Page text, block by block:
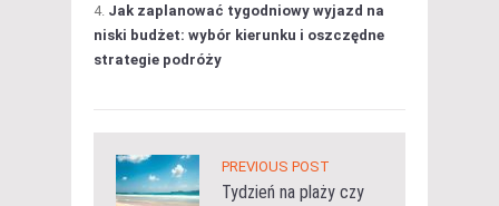
Jak zaplanować tygodniowy wyjazd na
niski budżet: wybór kierunku i oszczędne
strategie podróży
PREVIOUS POST
Tydzień na plaży czy